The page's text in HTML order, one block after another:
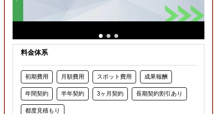
料金体系
初期費用 月額費用 スポット費用 成果報酬
年間契約 半年契約 3ヶ月契約 長期契約割引あり
都度見積もり